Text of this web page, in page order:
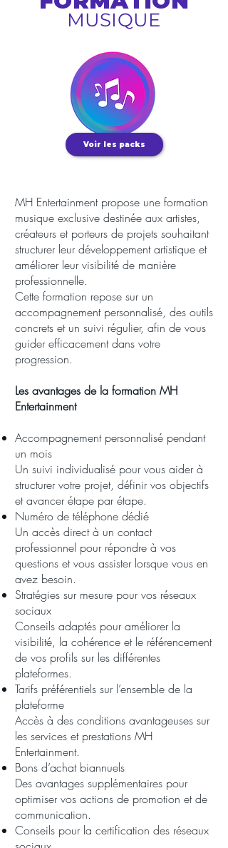
MUSIQUE
Voir les packs
MH Entertainment propose une formation
musique exclusive destinée aux artistes,
créateurs et porteurs de projets souhaitant
structurer leur développement artistique et
améliorer leur visibilité de manière
professionnelle.
Cette formation repose sur un
accompagnement personnalisé, des outils
concrets et un suivi régulier, afin de vous
guider efficacement dans votre
progression.
Les avantages de la formation MH
Entertainment
Accompagnement personnalisé pendant
un mois
Un suivi individualisé pour vous aider à
structurer votre projet, définir vos objectifs
et avancer étape par étape.
Numéro de téléphone dédié
Un accès direct à un contact
professionnel pour répondre à vos
questions et vous assister lorsque vous en
avez besoin.
Stratégies sur mesure pour vos réseaux
sociaux
Conseils adaptés pour améliorer la
visibilité, la cohérence et le référencement
de vos profils sur les différentes
plateformes.
Tarifs préférentiels sur l’ensemble de la
plateforme
Accès à des conditions avantageuses sur
les services et prestations MH
Entertainment.
Bons d’achat biannuels
Des avantages supplémentaires pour
optimiser vos actions de promotion et de
communication.
Conseils pour la certification des réseaux